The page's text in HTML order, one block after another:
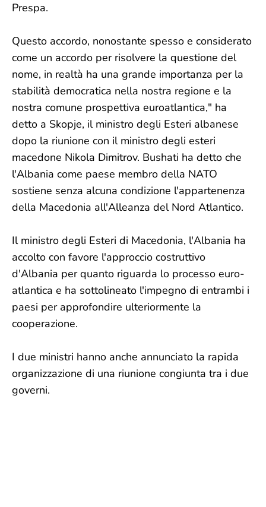
Prespa.
Questo accordo, nonostante spesso e considerato
come un accordo per risolvere la questione del
nome, in realtà ha una grande importanza per la
stabilità democratica nella nostra regione e la
nostra comune prospettiva euroatlantica," ha
detto a Skopje, il ministro degli Esteri albanese
dopo la riunione con il ministro degli esteri
macedone Nikola Dimitrov. Bushati ha detto che
l'Albania come paese membro della NATO
sostiene senza alcuna condizione l'appartenenza
della Macedonia all'Alleanza del Nord Atlantico.
Il ministro degli Esteri di Macedonia, l'Albania ha
accolto con favore l'approccio costruttivo
d'Albania per quanto riguarda lo processo euro-
atlantica e ha sottolineato l'impegno di entrambi i
paesi per approfondire ulteriormente la
cooperazione.
I due ministri hanno anche annunciato la rapida
organizzazione di una riunione congiunta tra i due
governi.